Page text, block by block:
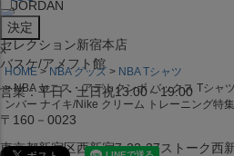
セレクション新宿本店
バスケ/アメフト館
営業：平日・土日祝13:00～19:00
〒160－0023
東京都新宿区西新宿7-22-37ストーク西
JORDAN
x
HOME NBA グッズ
NBA Tシャツ
NBA ヤニス・アデトクンボ バックス Tシャ
ンバー ナイキ/Nike クリーム トレーニング特集